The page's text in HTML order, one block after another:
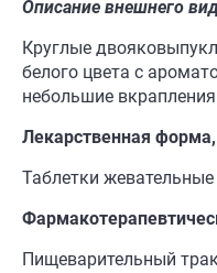
Описание внешнего
Круглые
белого цвета с
небольшие
Лекарственная форма,
Таблетки
Пищеварительный